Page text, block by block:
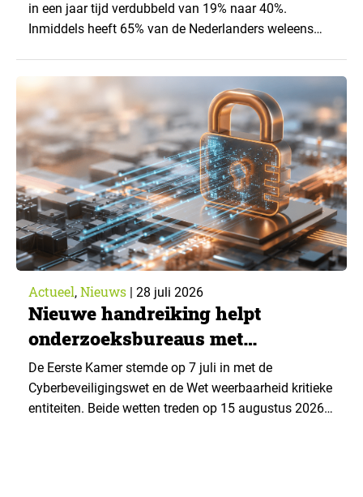
in een jaar tijd verdubbeld van 19% naar 40%.
Inmiddels heeft 65% van de Nederlanders weleens
van What’s Happening Online & AI? 2026, het
jaarlijkse trendrapport van Ruigrok onderzoek &
advies over…
Actueel, Nieuws | 28 juli 2026
Nieuwe handreiking helpt
onderzoeksbureaus met
Cyberbeveiligingswet
De Eerste Kamer stemde op 7 juli in met de
Cyberbeveiligingswet en de Wet weerbaarheid kritieke
entiteiten. Beide wetten treden op 15 augustus 2026